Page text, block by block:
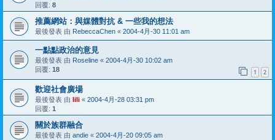
回覆: 8
推薦網站：與媒體對抗 & 一些我的想法
最後發表 由 RebeccaChen « 2004-4月-30 11:01 am
一點點政治的意見
最後發表 由 Roseline « 2004-4月-30 10:02 am
回覆: 18 1 2
歡迎社會廣場
最後發表 由 lili « 2004-4月-28 03:31 pm
回覆: 1
關於族群融合
最後發表 由 andie « 2004-4月-20 09:05 am